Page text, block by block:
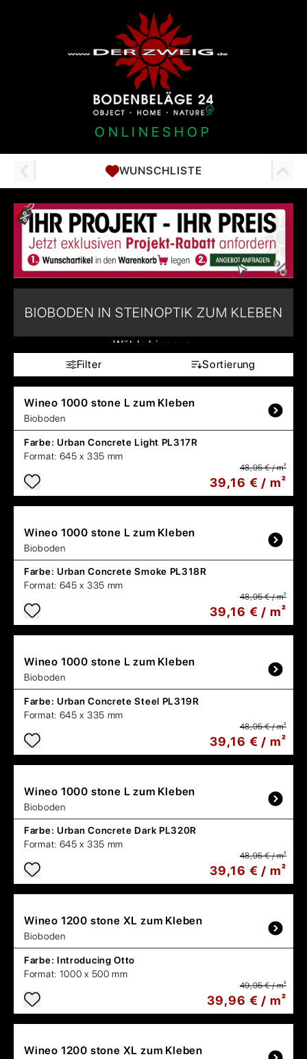
ONLINESHOP
WUNSCHLISTE
BIOBODEN IN STEINOPTIK ZUM KLEBEN
Wähle hier aus:
Filter
Sortierung
Wineo 1000 stone L zum Kleben
Bioboden
Farbe: Urban Concrete Light PL317R
Format: 645 x 335 mm
48,95 € / m²
39,16 € / m²
Wineo 1000 stone L zum Kleben
Bioboden
Farbe: Urban Concrete Smoke PL318R
Format: 645 x 335 mm
48,95 € / m²
39,16 € / m²
Wineo 1000 stone L zum Kleben
Bioboden
Farbe: Urban Concrete Steel PL319R
Format: 645 x 335 mm
48,95 € / m²
39,16 € / m²
Wineo 1000 stone L zum Kleben
Bioboden
Farbe: Urban Concrete Dark PL320R
Format: 645 x 335 mm
48,95 € / m²
39,16 € / m²
Wineo 1200 stone XL zum Kleben
Bioboden
Farbe: Introducing Otto
Format: 1000 x 500 mm
49,95 € / m²
39,96 € / m²
Wineo 1200 stone XL zum Kleben